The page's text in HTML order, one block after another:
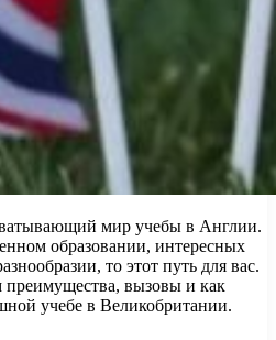
мир учебы в Англии.
образовании, интересных
то этот путь для вас.
преимущества, вызовы и как
учебе в Великобритании.